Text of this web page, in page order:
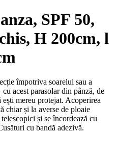
SPF 50,
H 200cm, l
împotriva soarelui sau a
acest parasolar din pânză, de
mereu protejat. Acoperirea
chiar și la averse de ploaie
și se încordează cu
cu bandă adezivă.